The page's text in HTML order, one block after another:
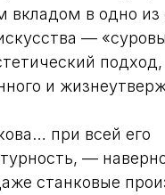
вкладом в одно из
—
и
при всей его
—
станковые